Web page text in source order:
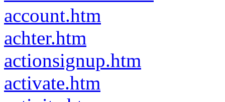
account.htm
achter.htm
actionsignup.htm
activate.htm